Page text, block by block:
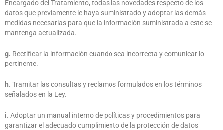
Encargado del Tratamiento, todas las novedades respecto de los
datos que previamente le haya suministrado y adoptar las demás
medidas necesarias para que la información suministrada a este se
mantenga actualizada.
g. Rectificar la información cuando sea incorrecta y comunicar lo
pertinente.
h. Tramitar las consultas y reclamos formulados en los términos
señalados en la Ley.
i. Adoptar un manual interno de políticas y procedimientos para
garantizar el adecuado cumplimiento de la protección de datos